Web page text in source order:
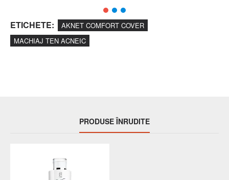
ETICHETE:
AKNET COMFORT COVER
MACHIAJ TEN ACNEIC
PRODUSE ÎNRUDITE